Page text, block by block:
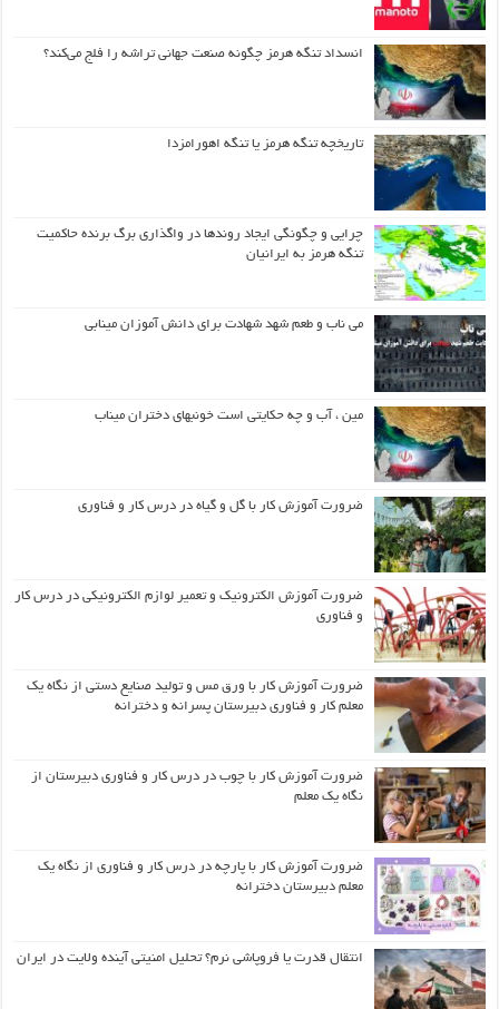
انسداد تنگه هرمز چگونه صنعت جهانی تراشه را فلج می‌کند؟
تاریخچه تنگه هرمز یا تنگه اهورامزدا
چرایی و چگونگی ایجاد روندها در واگذاری برگ برنده حاکمیت
تنگه هرمز به ایرانیان
می ناب و طعم شهد شهادت برای دانش آموزان مینابی
مین ، آب و چه حکایتی است خونبهای دختران میناب
ضرورت آموزش کار با گل و گیاه در درس کار و فناوری
ضرورت آموزش الکترونیک و تعمیر لوازم الکترونیکی در درس کار
و فناوری
ضرورت آموزش کار با ورق مس و تولید صنایع دستی از نگاه یک
معلم کار و فناوری دبیرستان پسرانه و دخترانه
ضرورت آموزش کار با چوب در درس کار و فناوری دبیرستان از
نگاه یک معلم
ضرورت آموزش کار با پارچه در درس کار و فناوری از نگاه یک
معلم دبیرستان دخترانه
انتقال قدرت یا فروپاشی نرم؟ تحلیل امنیتی آینده ولایت در ایران